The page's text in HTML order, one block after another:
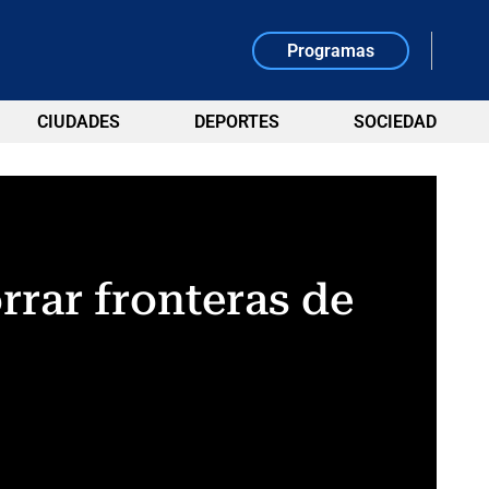
Programas
CIUDADES DEPORTES SOCIEDAD
fronteras de